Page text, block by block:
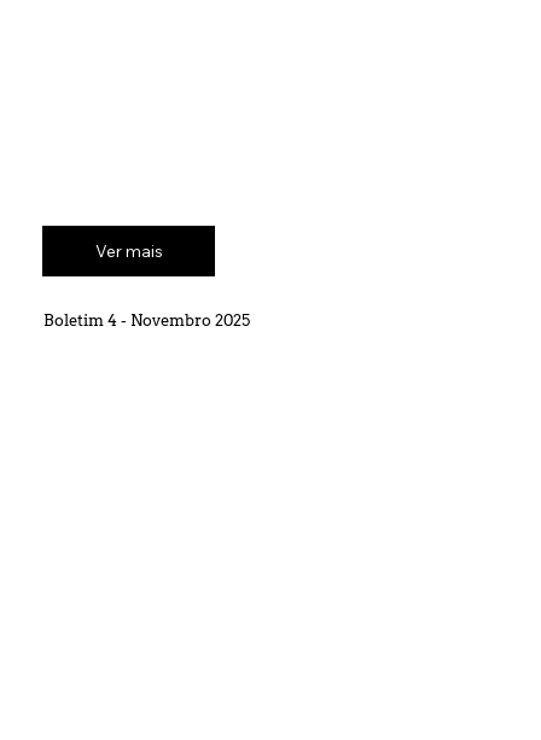
Ver mais
Boletim 4 - Novembro 2025